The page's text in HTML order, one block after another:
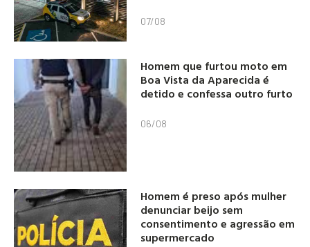
07/08
Homem que furtou moto em
Boa Vista da Aparecida é
detido e confessa outro furto
06/08
Homem é preso após mulher
denunciar beijo sem
consentimento e agressão em
supermercado